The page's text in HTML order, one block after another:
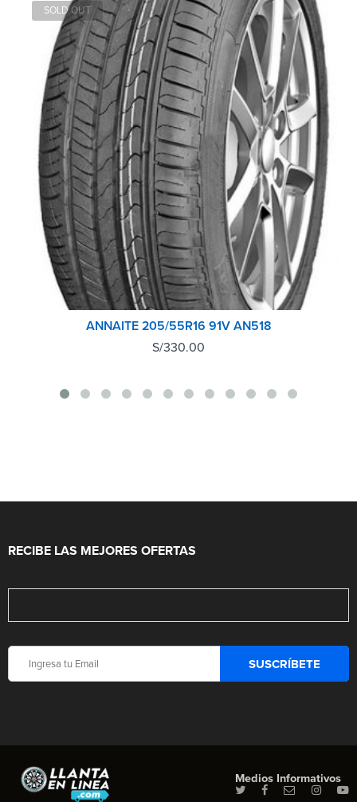
SOLD OUT
ANNAITE 205/55R16 91V AN518
S/330.00
RECIBE LAS MEJORES OFERTAS
Medios Informativos